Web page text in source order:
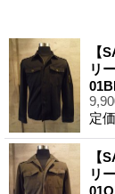
【
リ
定価
【
リ